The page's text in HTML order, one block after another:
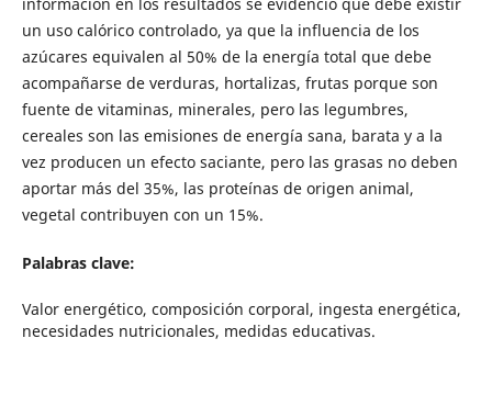
un uso calórico controlado, ya que la influencia de los
azúcares equivalen al 50% de la energía total que debe
acompañarse de verduras, hortalizas, frutas porque son
fuente de vitaminas, minerales, pero las legumbres,
cereales son las emisiones de energía sana, barata y a la
vez producen un efecto saciante, pero las grasas no deben
aportar más del 35%, las proteínas de origen animal,
vegetal contribuyen con un 15%.
Palabras clave:
Valor energético, composición corporal, ingesta energética,
necesidades nutricionales, medidas educativas.